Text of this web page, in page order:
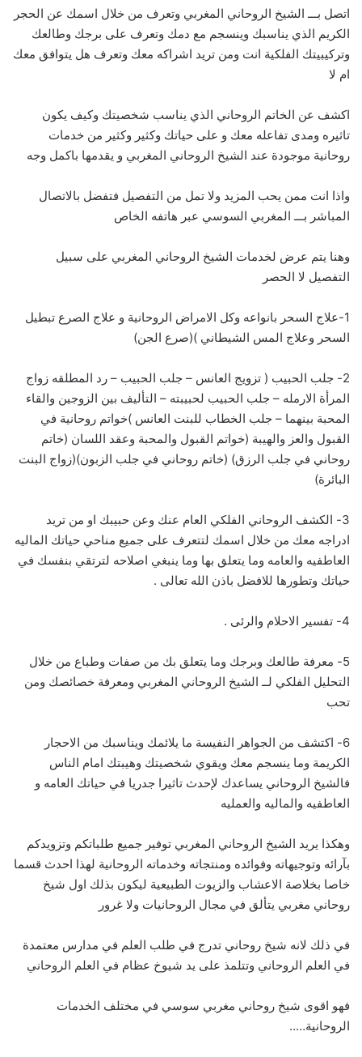
اتصل بـــ الشيخ الروحاني المغربي وتعرف من خلال اسمك عن الحجر
الكريم الذي يناسبك وينسجم مع دمك وتعرف على برجك وطالعك
وتركيبيتك الفلكية انت ومن تريد اشراكه معك وتعرف هل يتوافق معك
ام لا
اكشف عن الخاتم الروحاني الذي يناسب شخصيتك وكيف يكون
تاثيره ومدى تفاعله معك و على حياتك وكثير وكثير من خدمات
روحانية موجودة عند الشيخ الروحاني المغربي و يقدمها باكمل وجه
واذا انت ممن يحب المزيد ولا تمل من التفصيل فتفضل بالاتصال
المباشر بـــ المغربي السوسي عبر هاتفه الخاص
وهنا يتم عرض لخدمات الشيخ الروحاني المغربي على سبيل
التفصيل لا الحصر
1-علاج السحر بانواعه وكل الامراض الروحانية و علاج الصرع تبطيل
السحر وعلاج المس الشيطاني )(صرع الجن)
2- جلب الحبيب ( تزويج العانس – جلب الحبيب – رد المطلقه زواج
المرأة الارمله – جلب الحبيب لحبيبته – التأليف بين الزوجين والقاء
المحبة بينهما – جلب الخطاب للبنت العانس )خواتم روحانية في
القبول والعز والهيبة (خواتم القبول والمحبة وعقد اللسان (خاتم
روحاني في جلب الرزق) (خاتم روحاني في جلب الزبون)(زواج البنت
البائرة)
3- الكشف الروحاني الفلكي العام عنك وعن حبيبك او من تريد
ادراجه معك من خلال اسمك لتتعرف على جميع مناحي حياتك الماليه
العاطفيه والعامه وما يتعلق بها وما ينبغي اصلاحه لترتقي بنفسك في
حياتك وتطورها للافضل باذن الله تعالى .
4- تفسير الاحلام والرئى .
5- معرفة طالعك وبرجك وما يتعلق بك من صفات وطباع من خلال
التحليل الفلكي لــ الشيخ الروحاني المغربي ومعرفة خصائصك ومن
تحب
6- اكتشف من الجواهر النفيسة ما يلائمك ويناسبك من الاحجار
الكريمة وما ينسجم معك ويقوي شخصيتك وهيبتك امام الناس
فالشيخ الروحاني يساعدك لإحدث تاثيرا جدريا في حياتك العامه و
العاطفيه والماليه والعمليه
وهكذا يريد الشيخ الروحاني المغربي توفير جميع طلباتكم وتزويدكم
بآرائه وتوجيهاته وفوائده ومنتجاته وخدماته الروحانية لهذا احدث قسما
خاصا بخلاصة الاعشاب والزيوت الطبيعية ليكون بذلك اول شيخ
روحاني مغربي يتألق في مجال الروحانيات ولا غرور
في ذلك لانه شيخ روحاني تدرج في طلب العلم في مدارس معتمدة
في العلم الروحاني وتتلمذ على يد شيوخ عظام في العلم الروحاني
فهو اقوى شيخ روحاني مغربي سوسي في مختلف الخدمات
الروحانية…..